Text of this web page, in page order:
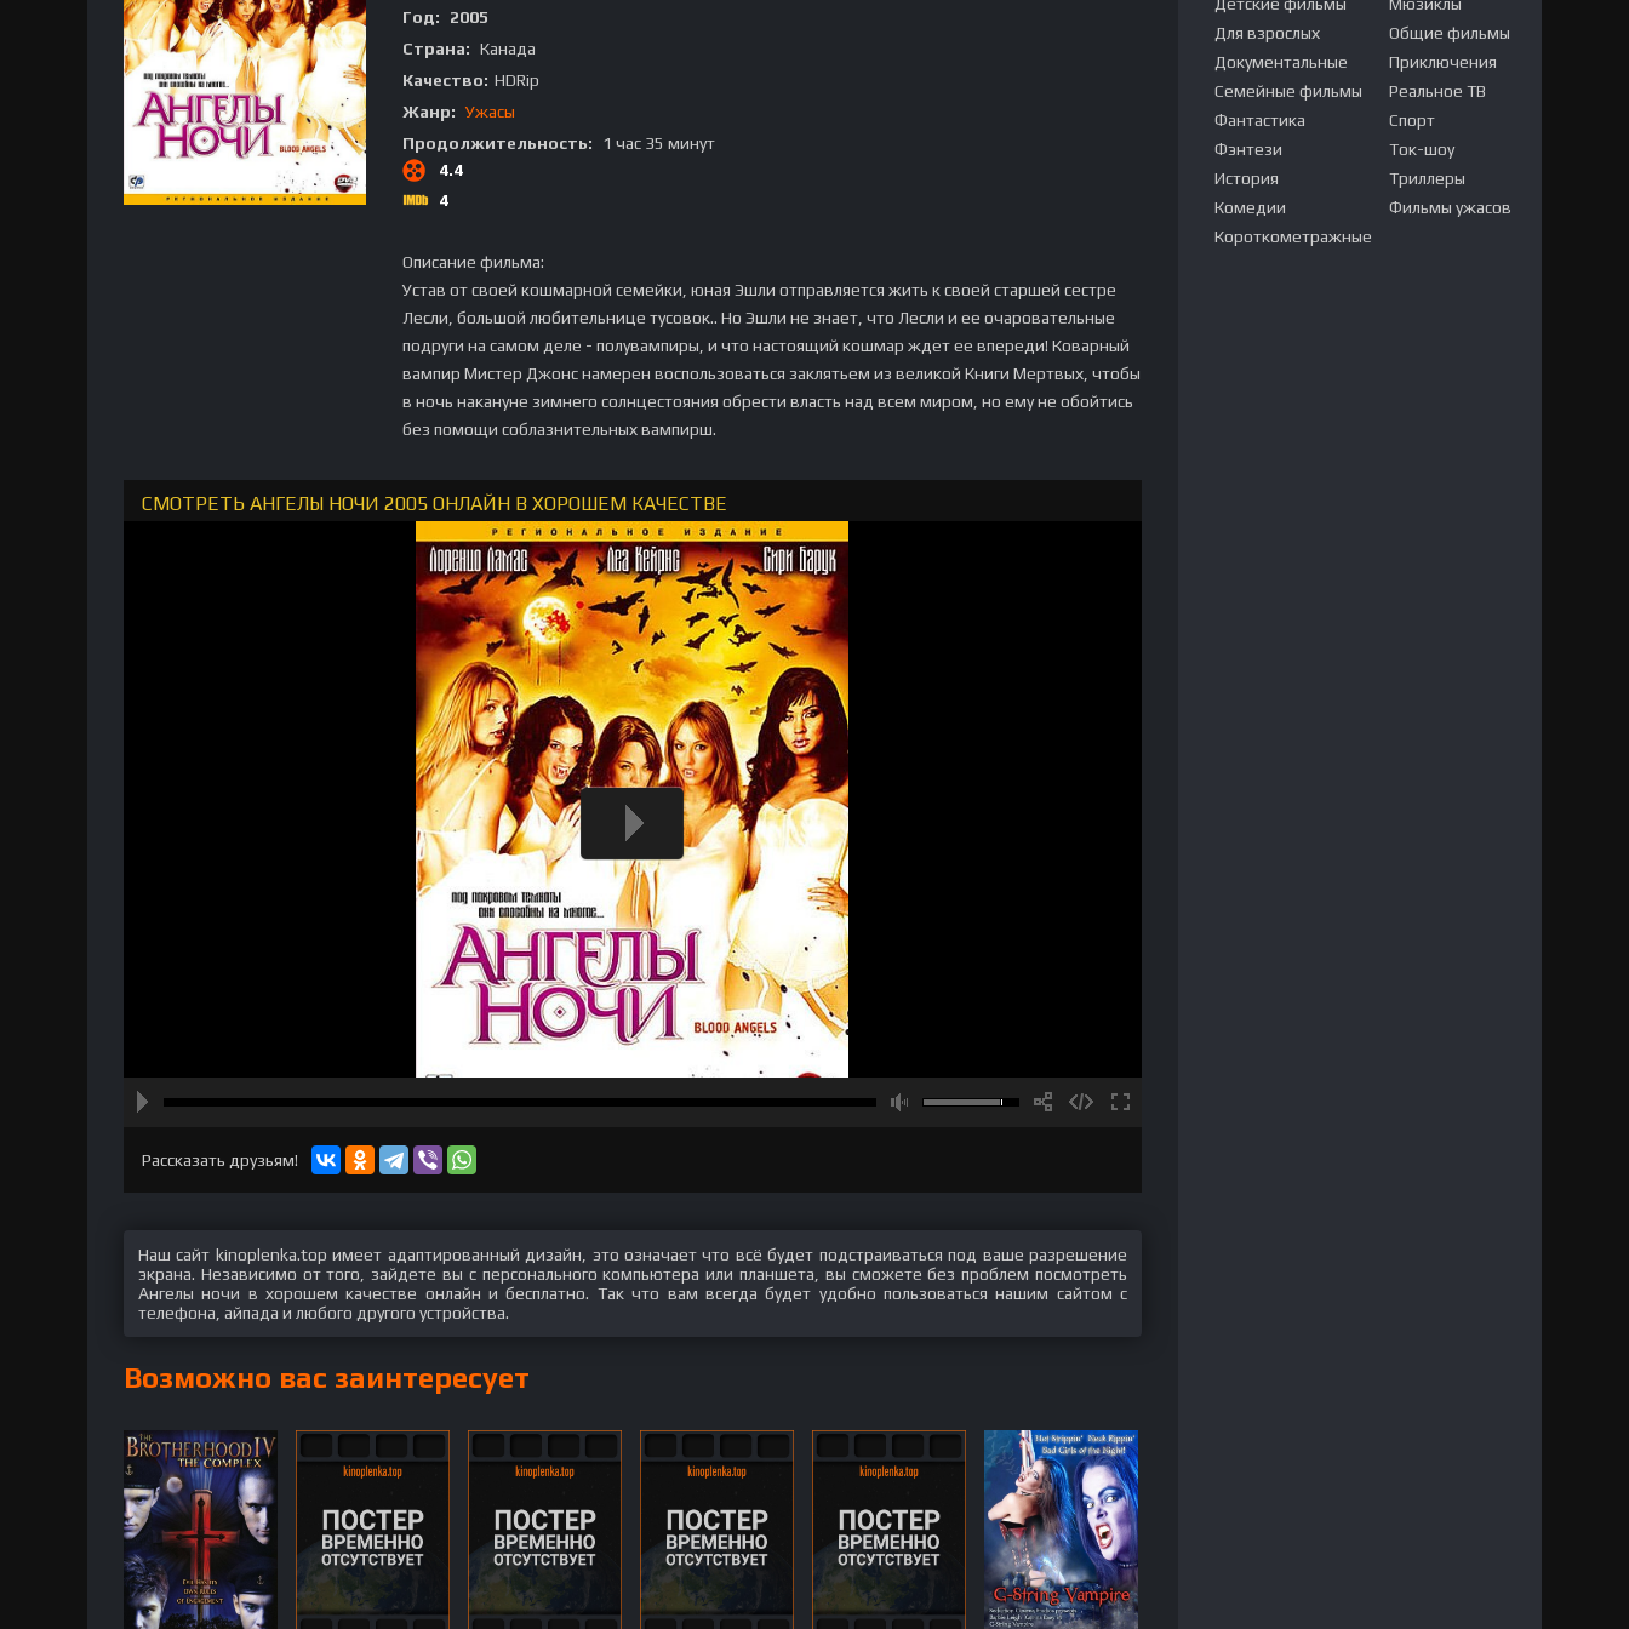
Год:
2005
Страна: Канада
Качество: HDRip
Жанр: Ужасы
Продолжительность:
1 час 35 минут
4.4
4
Описание фильма:
Устав от своей кошмарной семейки, юная Эшли отправляется жить к своей старшей сестре
Лесли, большой любительнице тусовок.. Но Эшли не знает, что Лесли и ее очаровательные
подруги на самом деле - полувампиры, и что настоящий кошмар ждет ее впереди! Коварный
вампир Мистер Джонс намерен воспользоваться заклятьем из великой Книги Мертвых, чтобы
в ночь накануне зимнего солнцестояния обрести власть над всем миром, но ему не обойтись
без помощи соблазнительных вампирш.
СМОТРЕТЬ АНГЕЛЫ НОЧИ 2005 ОНЛАЙН В ХОРОШЕМ КАЧЕСТВЕ
Рассказать друзьям!
Наш сайт kinoplenka.top имеет адаптированный дизайн, это означает что всё будет подстраиваться под ваше разрешение
экрана. Независимо от того, зайдете вы с персонального компьютера или планшета, вы сможете без проблем посмотреть
Ангелы ночи в хорошем качестве онлайн и бесплатно. Так что вам всегда будет удобно пользоваться нашим сайтом с
телефона, айпада и любого другого устройства.
Возможно вас заинтересует
Для взрослых
Документальные
Семейные фильмы
Фантастика
Фэнтези
История
Комедии
Короткометражные
Общие фильмы
Приключения
Реальное ТВ
Спорт
Ток-шоу
Триллеры
Фильмы ужасов